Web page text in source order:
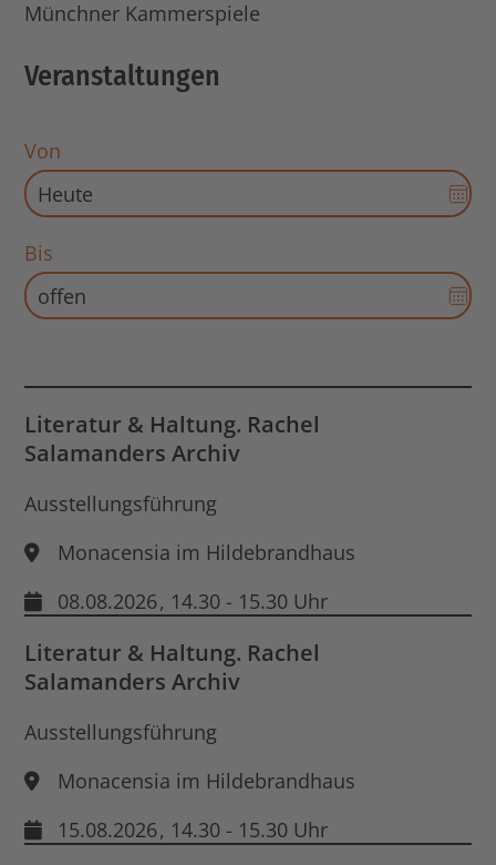
Münchner Kammerspiele
Veranstaltungen
Von
Bis
Literatur & Haltung. Rachel
Salamanders Archiv
Ausstellungsführung
Monacensia im Hildebrandhaus
08.08.2026, 14.30 - 15.30 Uhr
Literatur & Haltung. Rachel
Salamanders Archiv
Ausstellungsführung
Monacensia im Hildebrandhaus
15.08.2026, 14.30 - 15.30 Uhr